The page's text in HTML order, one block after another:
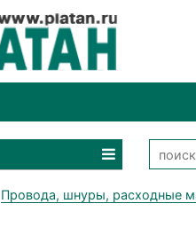
Провода, шнуры, расходные